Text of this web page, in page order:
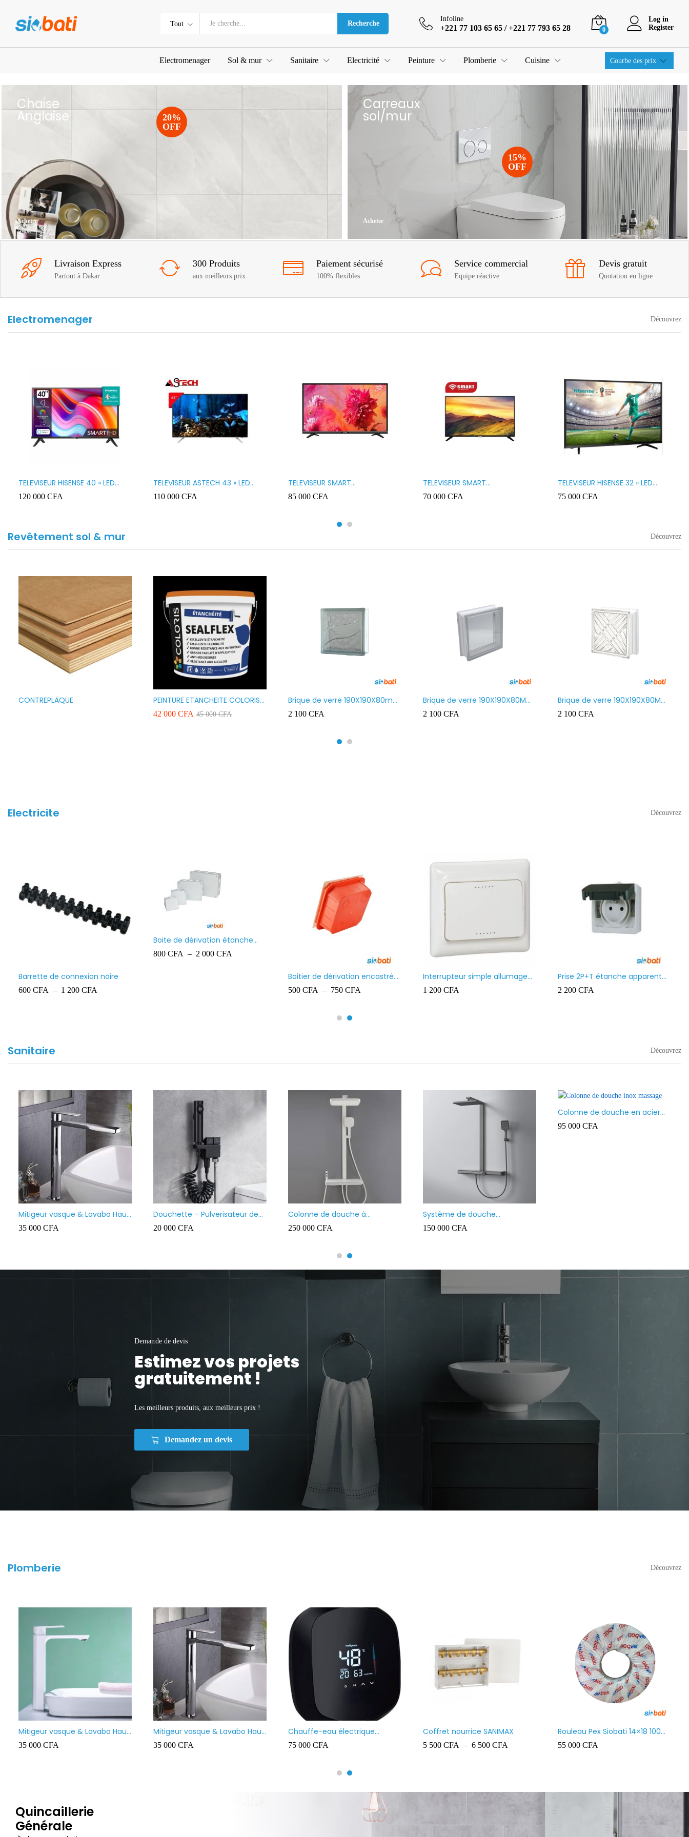
Tout Recherche
Infoline
+221 77 103 65 65 / +221 77 793 65 28 0
Log in
Register
Electromenager Sol & mur Sanitaire Electricité Peinture Plomberie Cuisine Courbe des prix
Chaise
Anglaise
Acheter
20%
OFF
Carreaux
sol/mur
Acheter
15%
OFF
Livraison Express
Partout à Dakar
300 Produits
aux meilleurs prix
Paiement sécurisé
100% flexibles
Service commercial
Equipe réactive
Devis gratuit
Quotation en ligne
Electromenager Découvrez
TELEVISEUR HISENSE 40 » LED
SMART VIDAA 40A4K
120 000 CFA
TELEVISEUR ASTECH 43 » LED
43OD15
110 000 CFA
TELEVISEUR SMART
TECHNOLOGY 32 » SMART
32STT5032SA
85 000 CFA
TELEVISEUR SMART
TECHNOLOGY 32 LED STT3200K
70 000 CFA
TELEVISEUR HISENSE 32 » LED
32A5200
75 000 CFA
Revêtement sol & mur Découvrez
CONTREPLAQUE
PEINTURE ETANCHEITE COLORIS
SEAFLEX 20KG COULEUR ROUGE
BLANC VERT ET GRIS
42 000 CFA 45 000CFA
Brique de verre 190X190X80mm
motif vague x bulles
2 100 CFA
Brique de verre 190X190X80MM
Transparent
2 100 CFA
Brique de verre 190X190X80MM
CROSS
2 100 CFA
Electricite Découvrez
Grillage avertisseur 100 mètres
11 000CFA
Paquet de chevilles en
plastique Ingelec – 8
700 CFA
Projecteur led
10 000CFA
Sanitaire Découvrez
Lavabo meuble salle de bain
suspendu
130 000CFA
Vasque à poser carré
35 000CFA
Vasque à poser noir mate
35 000CFA
Vasque à poser rectangulaire
noir mate
40 000CFA
Demande de devis
Estimez vos projets
gratuitement !
Les meilleurs produits, aux meilleurs prix !
Demandez un devis
Plomberie Découvrez
100
REGARD 40X40
5 000
Chauffe-eau marque VENUS
100L
90 000
Chauffe-eau marque VENUS
80L
80 000
Chauffe-eau marque VENUS
50L
65 000CFA
Chauffe-eau marque
30L
55 000
Quincaillerie
Générale